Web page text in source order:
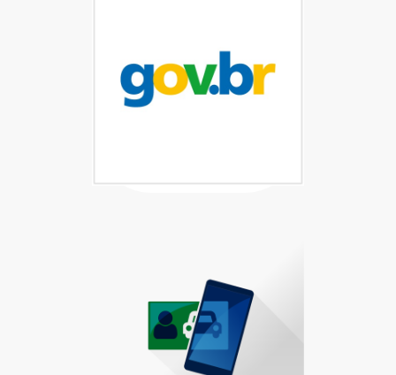
gov.br disponível no Google Play
Baixar Carteira Digital de